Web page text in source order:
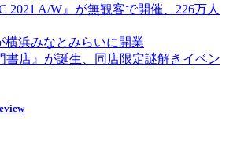
2021 A/W』が無観客で開催、226万人
横浜みなとみらいに開業
書店』が誕生、同店限定謎解きイベン